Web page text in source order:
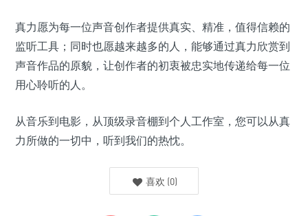
真力愿为每一位声音创作者提供真实、精准，值得信赖的
监听工具；同时也愿越来越多的人，能够通过真力欣赏到
声音作品的原貌，让创作者的初衷被忠实地传递给每一位
用心聆听的人。
从音乐到电影，从顶级录音棚到个人工作室，您可以从真
力所做的一切中，听到我们的热忱。
喜欢 (0)